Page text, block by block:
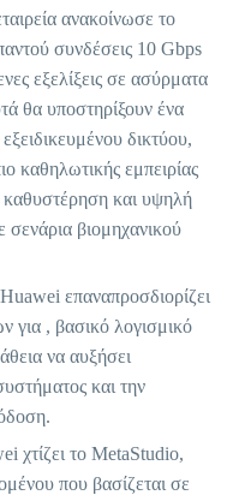
ανακοίνωσε το
συνδέσεις 10 Gbps
εξελίξεις σε ασύρματα
θα υποστηρίξουν ένα
δικτύου,
καθηλωτικής εμπειρίας
καθυστέρηση και υψηλή
σενάρια βιομηχανικού
επαναπροσδιορίζει
για , βασικό λογισμικό
να αυξήσει
και την
χτίζει το MetaStudio,
που βασίζεται σε